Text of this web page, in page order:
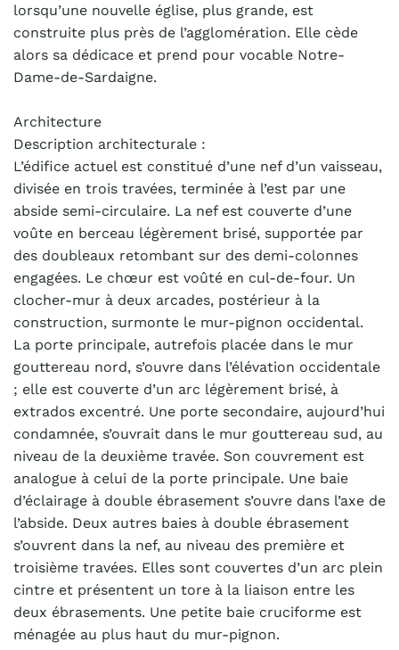
lorsqu’une nouvelle église, plus grande, est
construite plus près de l’agglomération. Elle cède
alors sa dédicace et prend pour vocable Notre-
Dame-de-Sardaigne.
Architecture
Description architecturale :
L’édifice actuel est constitué d’une nef d’un vaisseau,
divisée en trois travées, terminée à l’est par une
abside semi-circulaire. La nef est couverte d’une
voûte en berceau légèrement brisé, supportée par
des doubleaux retombant sur des demi-colonnes
engagées. Le chœur est voûté en cul-de-four. Un
clocher-mur à deux arcades, postérieur à la
construction, surmonte le mur-pignon occidental.
La porte principale, autrefois placée dans le mur
gouttereau nord, s’ouvre dans l’élévation occidentale
; elle est couverte d’un arc légèrement brisé, à
extrados excentré. Une porte secondaire, aujourd’hui
condamnée, s’ouvrait dans le mur gouttereau sud, au
niveau de la deuxième travée. Son couvrement est
analogue à celui de la porte principale. Une baie
d’éclairage à double ébrasement s’ouvre dans l’axe de
l’abside. Deux autres baies à double ébrasement
s’ouvrent dans la nef, au niveau des première et
troisième travées. Elles sont couvertes d’un arc plein
cintre et présentent un tore à la liaison entre les
deux ébrasements. Une petite baie cruciforme est
ménagée au plus haut du mur-pignon.